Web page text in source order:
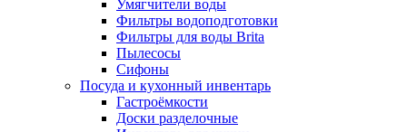
Умягчители воды
Фильтры водоподготовки
Фильтры для воды Brita
Пылесосы
Сифоны
Посуда и кухонный инвентарь
Гастроёмкости
Доски разделочные